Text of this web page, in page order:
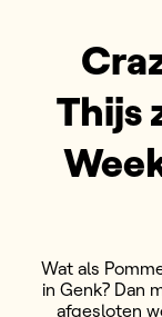
Thijs
Wat als
in Genk? Dan
afgesloten